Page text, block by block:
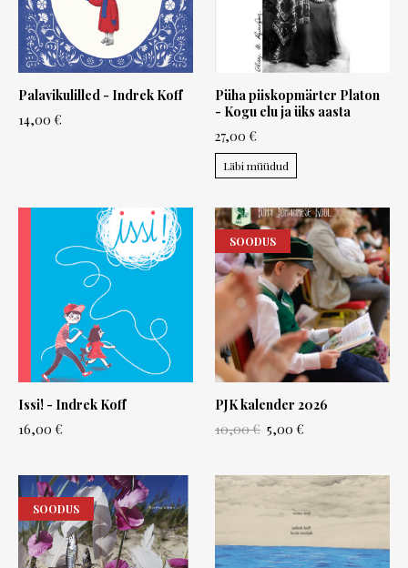
Palavikulilled - Indrek Koff
14,00 €
Püha piiskopmärter Platon
- Kogu elu ja üks aasta
27,00 €
Läbi müüdud
Issi! - Indrek Koff
16,00 €
SOODUS
PJK kalender 2026
10,00 € 5,00 €
SOODUS